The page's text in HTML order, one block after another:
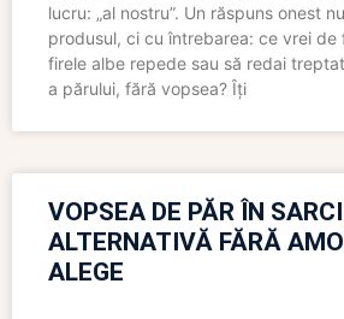
lucru: „al nostru”. Un răspuns onest
produsul, ci cu întrebarea: ce vrei
firele albe repede sau să redai
a părului, fără vopsea? Îți
VOPSEA DE PĂR ÎN
ALTERNATIVĂ FĂRĂ
ALEGE